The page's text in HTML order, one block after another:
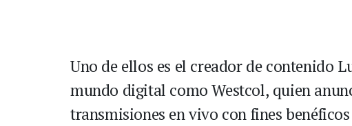
Uno de ellos es el creador de contenido
mundo digital como Westcol, quien
transmisiones en vivo con fines